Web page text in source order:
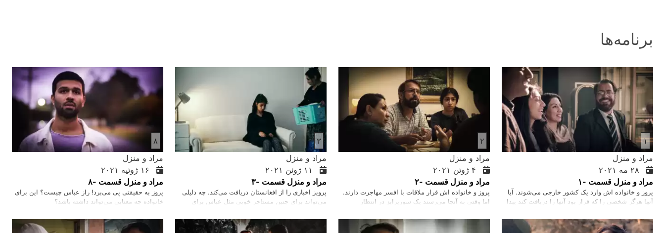
برنامه‌ها
۱
مراد و منزل
مراد و منزل قسمت -۱
پروز و خانواده اش وارد یک کشور خارجی می‌شوند. آیا
آنها هرگز شخصی را که قرار بود آنها را دریافت کند پیدا
۲
مراد و منزل
مراد و منزل قسمت -۲
پروز و خانواده اش قرار ملاقات با افسر مهاجرت دارند.
اما وقتی به آنجا می‌رسند یک سورپرایز در انتظار
۳
مراد و منزل
مراد و منزل قسمت -۳
پرویز اخباری را از افغانستان دریافت می‌کند. چه دلیلی
می‌تواند برای چنین مستاجر خوبی مثل عباس برای
۸
مراد و منزل
مراد و منزل قسمت -۸
پروز به حقیقتی پی می‌‌برد! راز عباس چیست؟ این برای
خانواده چه معنایی می‌تواند داشته باشد؟